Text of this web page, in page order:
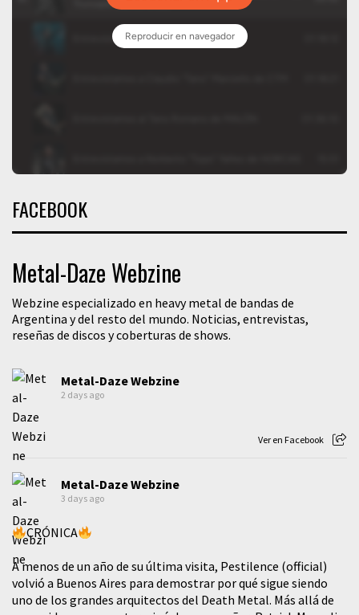
FACEBOOK
Metal-Daze Webzine
Webzine especializado en heavy metal de bandas de
Argentina y del resto del mundo. Noticias, entrevistas,
reseñas de discos y coberturas de shows.
Metal-Daze Webzine
2 days ago
Ver en Facebook
Metal-Daze Webzine
3 days ago
CRÓNICA
A menos de un año de su última visita, Pestilence (official)
volvió a Buenos Aires para demostrar por qué sigue siendo
uno de los grandes arquitectos del Death Metal. Más allá de